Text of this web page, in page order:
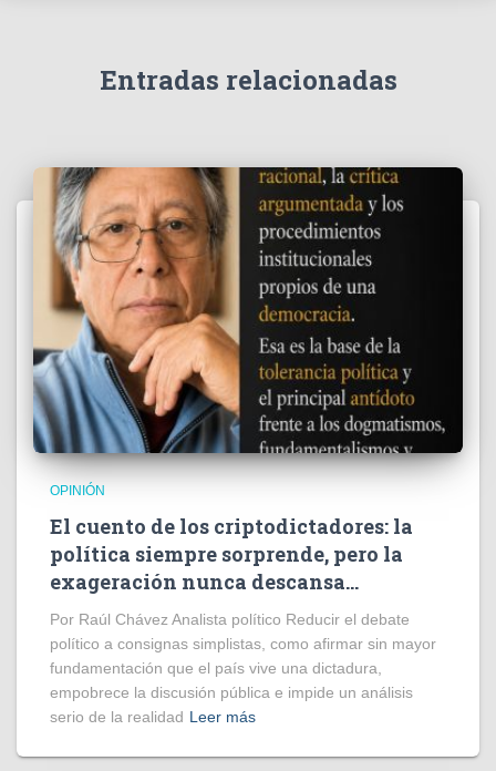
Entradas relacionadas
OPINIÓN
El cuento de los criptodictadores: la
política siempre sorprende, pero la
exageración nunca descansa…
Por Raúl Chávez Analista político Reducir el debate
político a consignas simplistas, como afirmar sin mayor
fundamentación que el país vive una dictadura,
empobrece la discusión pública e impide un análisis
serio de la realidad Leer más